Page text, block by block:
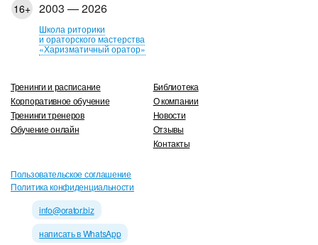
16+ 2003 — 2026
Школа риторики
и ораторского мастерства
«Харизматичный оратор»
Тренинги и расписание
Корпоративное обучение
Тренинги тренеров
Обучение онлайн
Библиотека
О компании
Новости
Отзывы
Контакты
Пользовательское соглашение
Политика конфиденциальности
info@orator.biz
написать в WhatsApp